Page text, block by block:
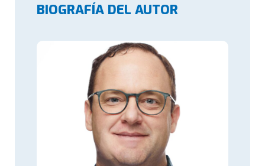
BIOGRAFÍA DEL AUTOR